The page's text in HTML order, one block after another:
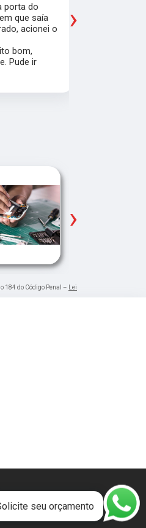
porta do
que saía
acionei o
bom,
Pude ir
›
›
184 do Código Penal –
Lei
seu orçamento